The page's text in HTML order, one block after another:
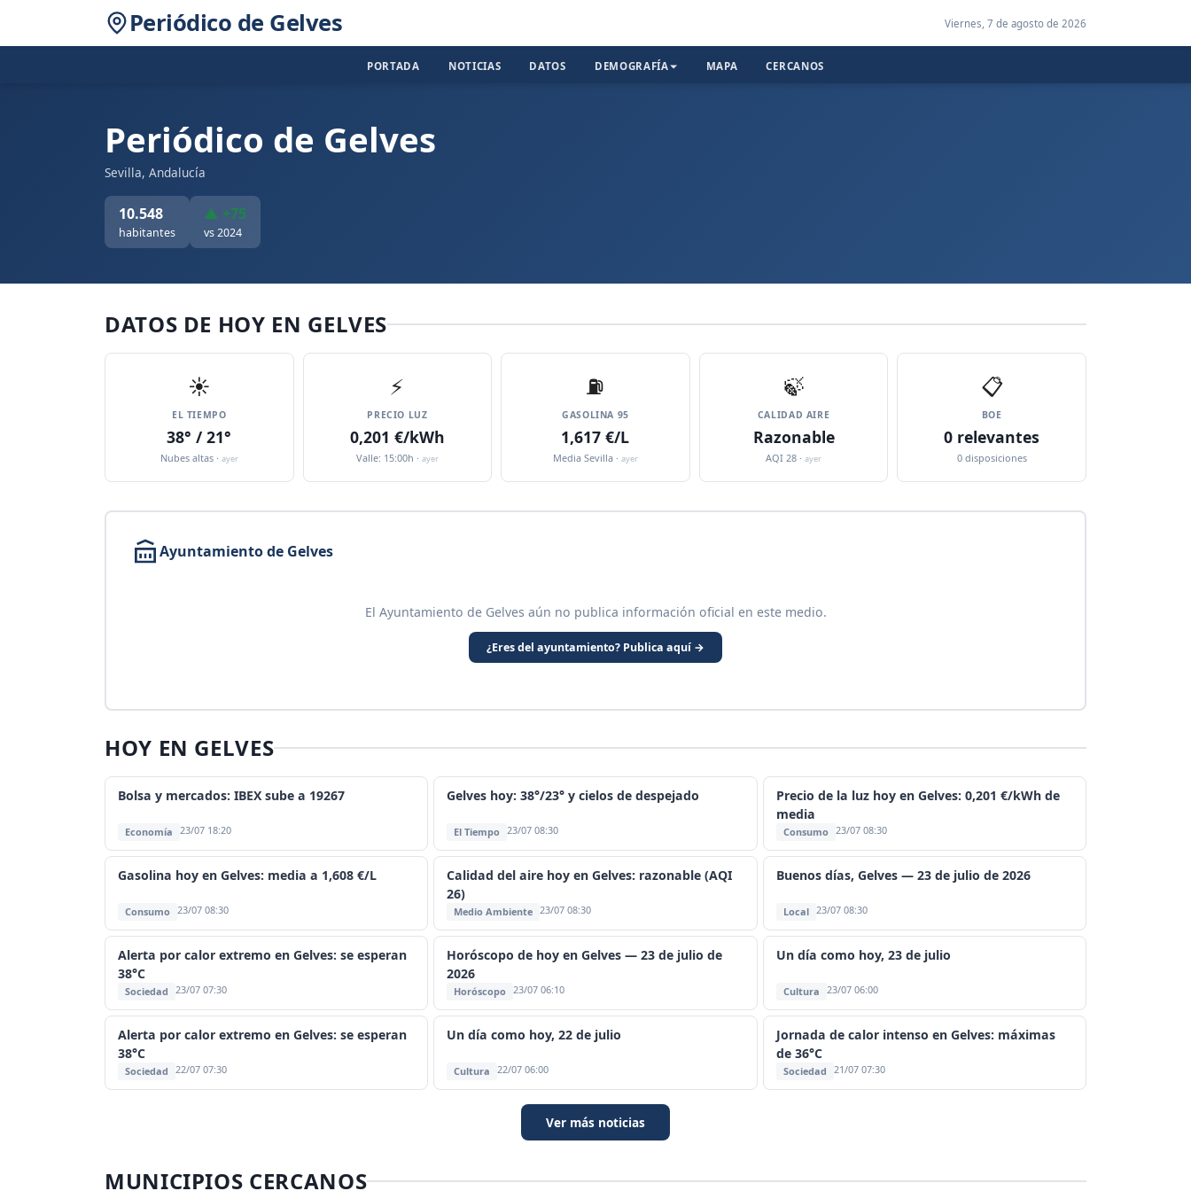
Periódico de Gelves Viernes, 7 de agosto de 2026
PORTADA NOTICIAS DATOS DEMOGRAFÍA MAPA CERCANOS
Periódico de Gelves
Sevilla, Andalucía
10.548
habitantes
▲ +75
vs 2024
DATOS DE HOY EN GELVES
☀️
EL TIEMPO
38° / 21°
Nubes altas · ayer
⚡
PRECIO LUZ
0,201 €/kWh
Valle: 15:00h · ayer
⛽️
GASOLINA 95
1,617 €/L
Media Sevilla · ayer
🍃
CALIDAD AIRE
Razonable
AQI 28 ·ayer
📋
BOE
0 relevantes
0 disposiciones
Ayuntamiento de Gelves
El Ayuntamiento de Gelves aún no publica información oficial en este medio.
¿Eres del ayuntamiento? Publica aquí →
HOY EN GELVES
Bolsa y mercados: IBEX sube a 19267
Economía 23/07 18:20
Gelves hoy: 38°/23° y cielos de despejado
El Tiempo 23/07 08:30
Precio de la luz hoy en Gelves: 0,201 €/kWh de
media
Consumo 23/07 08:30
Gasolina hoy en Gelves: media a 1,608 €/L
Consumo 23/07 08:30
Calidad del aire hoy en Gelves: razonable (AQI
26)
Medio Ambiente 23/07 08:30
Buenos días, Gelves — 23 de julio de 2026
Local 23/07 08:30
Alerta por calor extremo en Gelves: se esperan
38°C
Sociedad 23/07 07:30
Horóscopo de hoy en Gelves — 23 de julio de
2026
Horóscopo 23/07 06:10
Un día como hoy, 23 de julio
Cultura 23/07 06:00
Alerta por calor extremo en Gelves: se esperan
38°C
Sociedad 22/07 07:30
Un día como hoy, 22 de julio
Cultura 22/07 06:00
Jornada de calor intenso en Gelves: máximas
de 36°C
Sociedad 21/07 07:30
Ver más noticias
MUNICIPIOS CERCANOS